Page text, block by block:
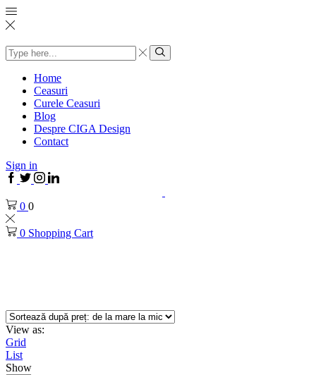
Home
Ceasuri
Curele Ceasuri
Blog
Despre CIGA Design
Contact
Sign in
0 0
0 Shopping Cart
View as:
Grid
List
Show